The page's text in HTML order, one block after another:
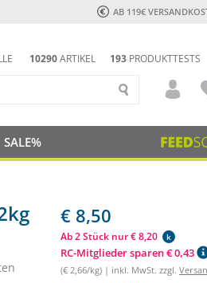
AB 119€
193 PRODUKTTESTS
10290ARTIKEL
SALE%
€ 8,50
Ab 2 Stück nur € 8,20 k
RC-Mitglieder sparen € 0,43
(€ 2,66/kg) | inkl. MwSt. zzgl.